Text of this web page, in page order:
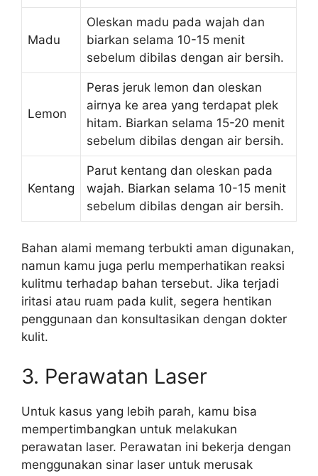
Madu
Oleskan madu pada wajah dan
biarkan selama 10-15 menit
sebelum dibilas dengan air bersih.
Lemon
Peras jeruk lemon dan oleskan
airnya ke area yang terdapat plek
hitam. Biarkan selama 15-20 menit
sebelum dibilas dengan air bersih.
Kentang
Parut kentang dan oleskan pada
wajah. Biarkan selama 10-15 menit
sebelum dibilas dengan air bersih.
Bahan alami memang terbukti aman digunakan,
namun kamu juga perlu memperhatikan reaksi
kulitmu terhadap bahan tersebut. Jika terjadi
iritasi atau ruam pada kulit, segera hentikan
penggunaan dan konsultasikan dengan dokter
kulit.
3. Perawatan Laser
Untuk kasus yang lebih parah, kamu bisa
mempertimbangkan untuk melakukan
perawatan laser. Perawatan ini bekerja dengan
menggunakan sinar laser untuk merusak